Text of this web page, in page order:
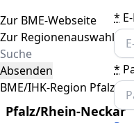
*
*
Toggle navigation
Zur BME-Webseite
Zur Regionenauswahl
Absenden
BME/IHK-Region Pfalz/
Pfalz/Rhein-Neckar